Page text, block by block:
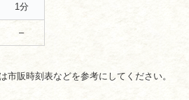
1分
–
販時刻表などを参考にしてください。